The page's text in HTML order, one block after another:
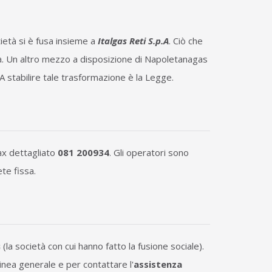
si è fusa insieme a Italgas Reti S.p.A. Ciò che
Un altro mezzo a disposizione di Napoletanagas
stabilire tale trasformazione è la Legge.
dettagliato 081 200934. Gli operatori sono
fissa.
(la società con cui hanno fatto la fusione sociale).
generale e per contattare l'assistenza